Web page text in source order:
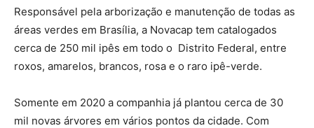
Responsável pela arborização e manutenção de todas as
áreas verdes em Brasília, a Novacap tem catalogados
cerca de 250 mil ipês em todo o Distrito Federal, entre
roxos, amarelos, brancos, rosa e o raro ipê-verde.
Somente em 2020 a companhia já plantou cerca de 30
mil novas árvores em vários pontos da cidade. Com